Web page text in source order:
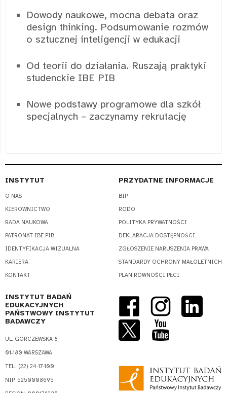
Dowody naukowe, mocna debata oraz
design thinking. Podsumowanie rozmów
o sztucznej inteligencji w edukacji
Od teorii do działania. Ruszają praktyki
studenckie IBE PIB
Nowe podstawy programowe dla szkół
specjalnych – zaczynamy rekrutację
INSTYTUT
O NAS
KIEROWNICTWO
RADA NAUKOWA
PATRONAT IBE PIB
IDENTYFIKACJA WIZUALNA
KARIERA
KONTAKT
PRZYDATNE INFORMACJE
BIP
RODO
POLITYKA PRYWATNOŚCI
DEKLARACJA DOSTĘPNOŚCI
ZGŁOSZENIE NARUSZENIA PRAWA
STANDARDY OCHRONY MAŁOLETNICH
PLAN RÓWNOŚCI PŁCI
INSTYTUT BADAŃ
EDUKACYJNYCH
PAŃSTWOWY INSTYTUT
BADAWCZY
UL. GÓRCZEWSKA 8
01-180 WARSZAWA
TEL.: (22) 24-17-100
NIP: 5250008695